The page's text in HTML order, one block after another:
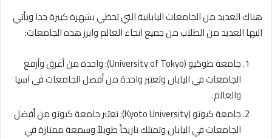
هناك العديد من الجامعات اليابانية التي تحظي بشهرة كبيرة جدا ويأتي
اليها العديد من الطلاب من جميع انحاء العالم وابرز هذه الجامعات:
جامعة طوكيو (University of Tokyo): واحدة من أعرق وأرفع
الجامعات في اليابان وتعتبر واحدة من أفضل الجامعات في آسيا
والعالم.
جامعة كيوتو (Kyoto University): تعتبر جامعة كيوتو من أفضل
الجامعات في اليابان وتمتلك تاريخاً طويلاً وسمعة ممتازة في